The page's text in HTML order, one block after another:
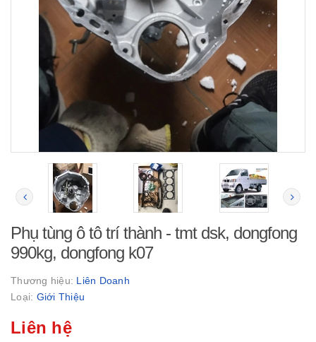
Phụ tùng ô tô trí thành - tmt dsk, dongfong
990kg, dongfong k07
Thương hiệu: Liên Doanh
Loại: Giới Thiệu
Liên hệ